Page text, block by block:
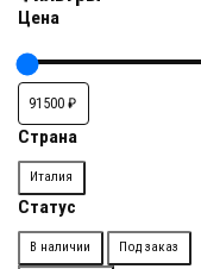
Цена
Страна
Страна
Италия
Статус
Доступность
В наличии Под заказ